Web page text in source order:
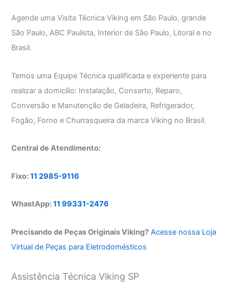
Agende uma Visita Técnica Viking em São Paulo, grande
São Paulo, ABC Paulista, Interior de São Paulo, Litoral e no
Brasil.
Temos uma Equipe Técnica qualificada e experiente para
realizar a domicílio: Instalação, Conserto, Reparo,
Conversão e Manutenção de Geladeira, Refrigerador,
Fogão, Forno e Churrasqueira da marca Viking no Brasil.
Central de Atendimento:
Fixo:11 2985-9116
WhastApp:11 99331-2476
Precisando de Peças Originais Viking? Acesse nossa Loja
Virtual de Peças para Eletrodomésticos
Assistência Técnica Viking SP